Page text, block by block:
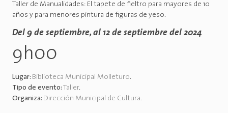
Taller de Manualidades: El tapete de fieltro para mayores de 10
años y para menores pintura de figuras de yeso.
Del 9 de septiembre, al 12 de septiembre del 2024
9h00
Lugar: Biblioteca Municipal Molleturo.
Tipo de evento: Taller.
Organiza: Dirección Municipal de Cultura.